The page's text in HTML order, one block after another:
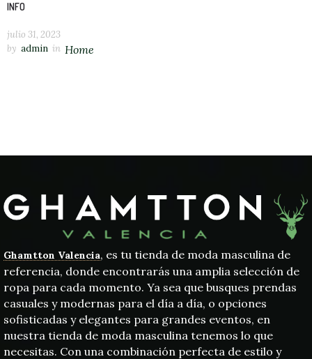
INFO
julio 31, 2023
by admin in Home
Ghamtton Valencia, es tu tienda de moda masculina de
referencia, donde encontrarás una amplia selección de
ropa para cada momento. Ya sea que busques prendas
casuales y modernas para el día a día, o opciones
sofisticadas y elegantes para grandes eventos, en
nuestra tienda de moda masculina tenemos lo que
necesitas. Con una combinación perfecta de estilo y